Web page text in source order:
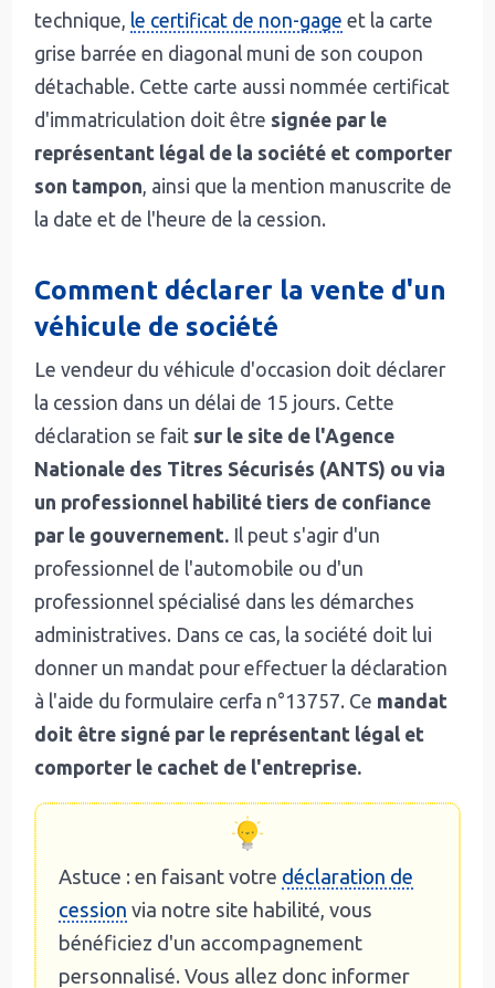
technique, le certificat de non-gage et la carte
grise barrée en diagonal muni de son coupon
détachable. Cette carte aussi nommée certificat
d'immatriculation doit être signée par le
représentant légal de la société et comporter
son tampon, ainsi que la mention manuscrite de
la date et de l'heure de la cession.
Comment déclarer la vente d'un
véhicule de société
Le vendeur du véhicule d'occasion doit déclarer
la cession dans un délai de 15 jours. Cette
déclaration se fait sur le site de l'Agence
Nationale des Titres Sécurisés (ANTS) ou via
un professionnel habilité tiers de confiance
par le gouvernement. Il peut s'agir d'un
professionnel de l'automobile ou d'un
professionnel spécialisé dans les démarches
administratives. Dans ce cas, la société doit lui
donner un mandat pour effectuer la déclaration
à l'aide du formulaire cerfa n°13757. Ce mandat
doit être signé par le représentant légal et
comporter le cachet de l'entreprise.
Astuce : en faisant votre déclaration de
cession via notre site habilité, vous
bénéficiez d'un accompagnement
personnalisé. Vous allez donc informer